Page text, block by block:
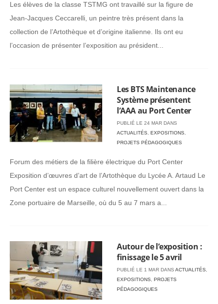
Les élèves de la classe TSTMG ont travaillé sur la figure de
Jean-Jacques Ceccarelli, un peintre très présent dans la
collection de l’Artothèque et d’origine italienne. Ils ont eu
l’occasion de présenter l’exposition au président...
Les BTS Maintenance
Système présentent
l’AAA au Port Center
PUBLIÉ LE 24 MAR DANS
ACTUALITÉS
EXPOSITIONS
PROJETS PÉDAGOGIQUES
Forum des métiers de la filière électrique du Port Center
Exposition d’œuvres d’art de l’Artothèque du Lycée A. Artaud Le
Port Center est un espace culturel nouvellement ouvert dans la
Zone portuaire de Marseille, où du 5 au 7 mars a...
Autour de l’exposition :
finissage le 5 avril
PUBLIÉ LE 1 MAR DANS ACTUALITÉS
EXPOSITIONS
PROJETS
PÉDAGOGIQUES